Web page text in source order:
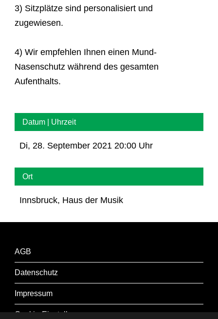
3) Sitzplätze sind personalisiert und
zugewiesen.
4) Wir empfehlen Ihnen einen Mund-
Nasenschutz während des gesamten
Aufenthalts.
Datum | Uhrzeit
Di, 28. September 2021 20:00 Uhr
Ort
Innsbruck, Haus der Musik
AGB
Datenschutz
Impressum
Cookie-Einstellungen